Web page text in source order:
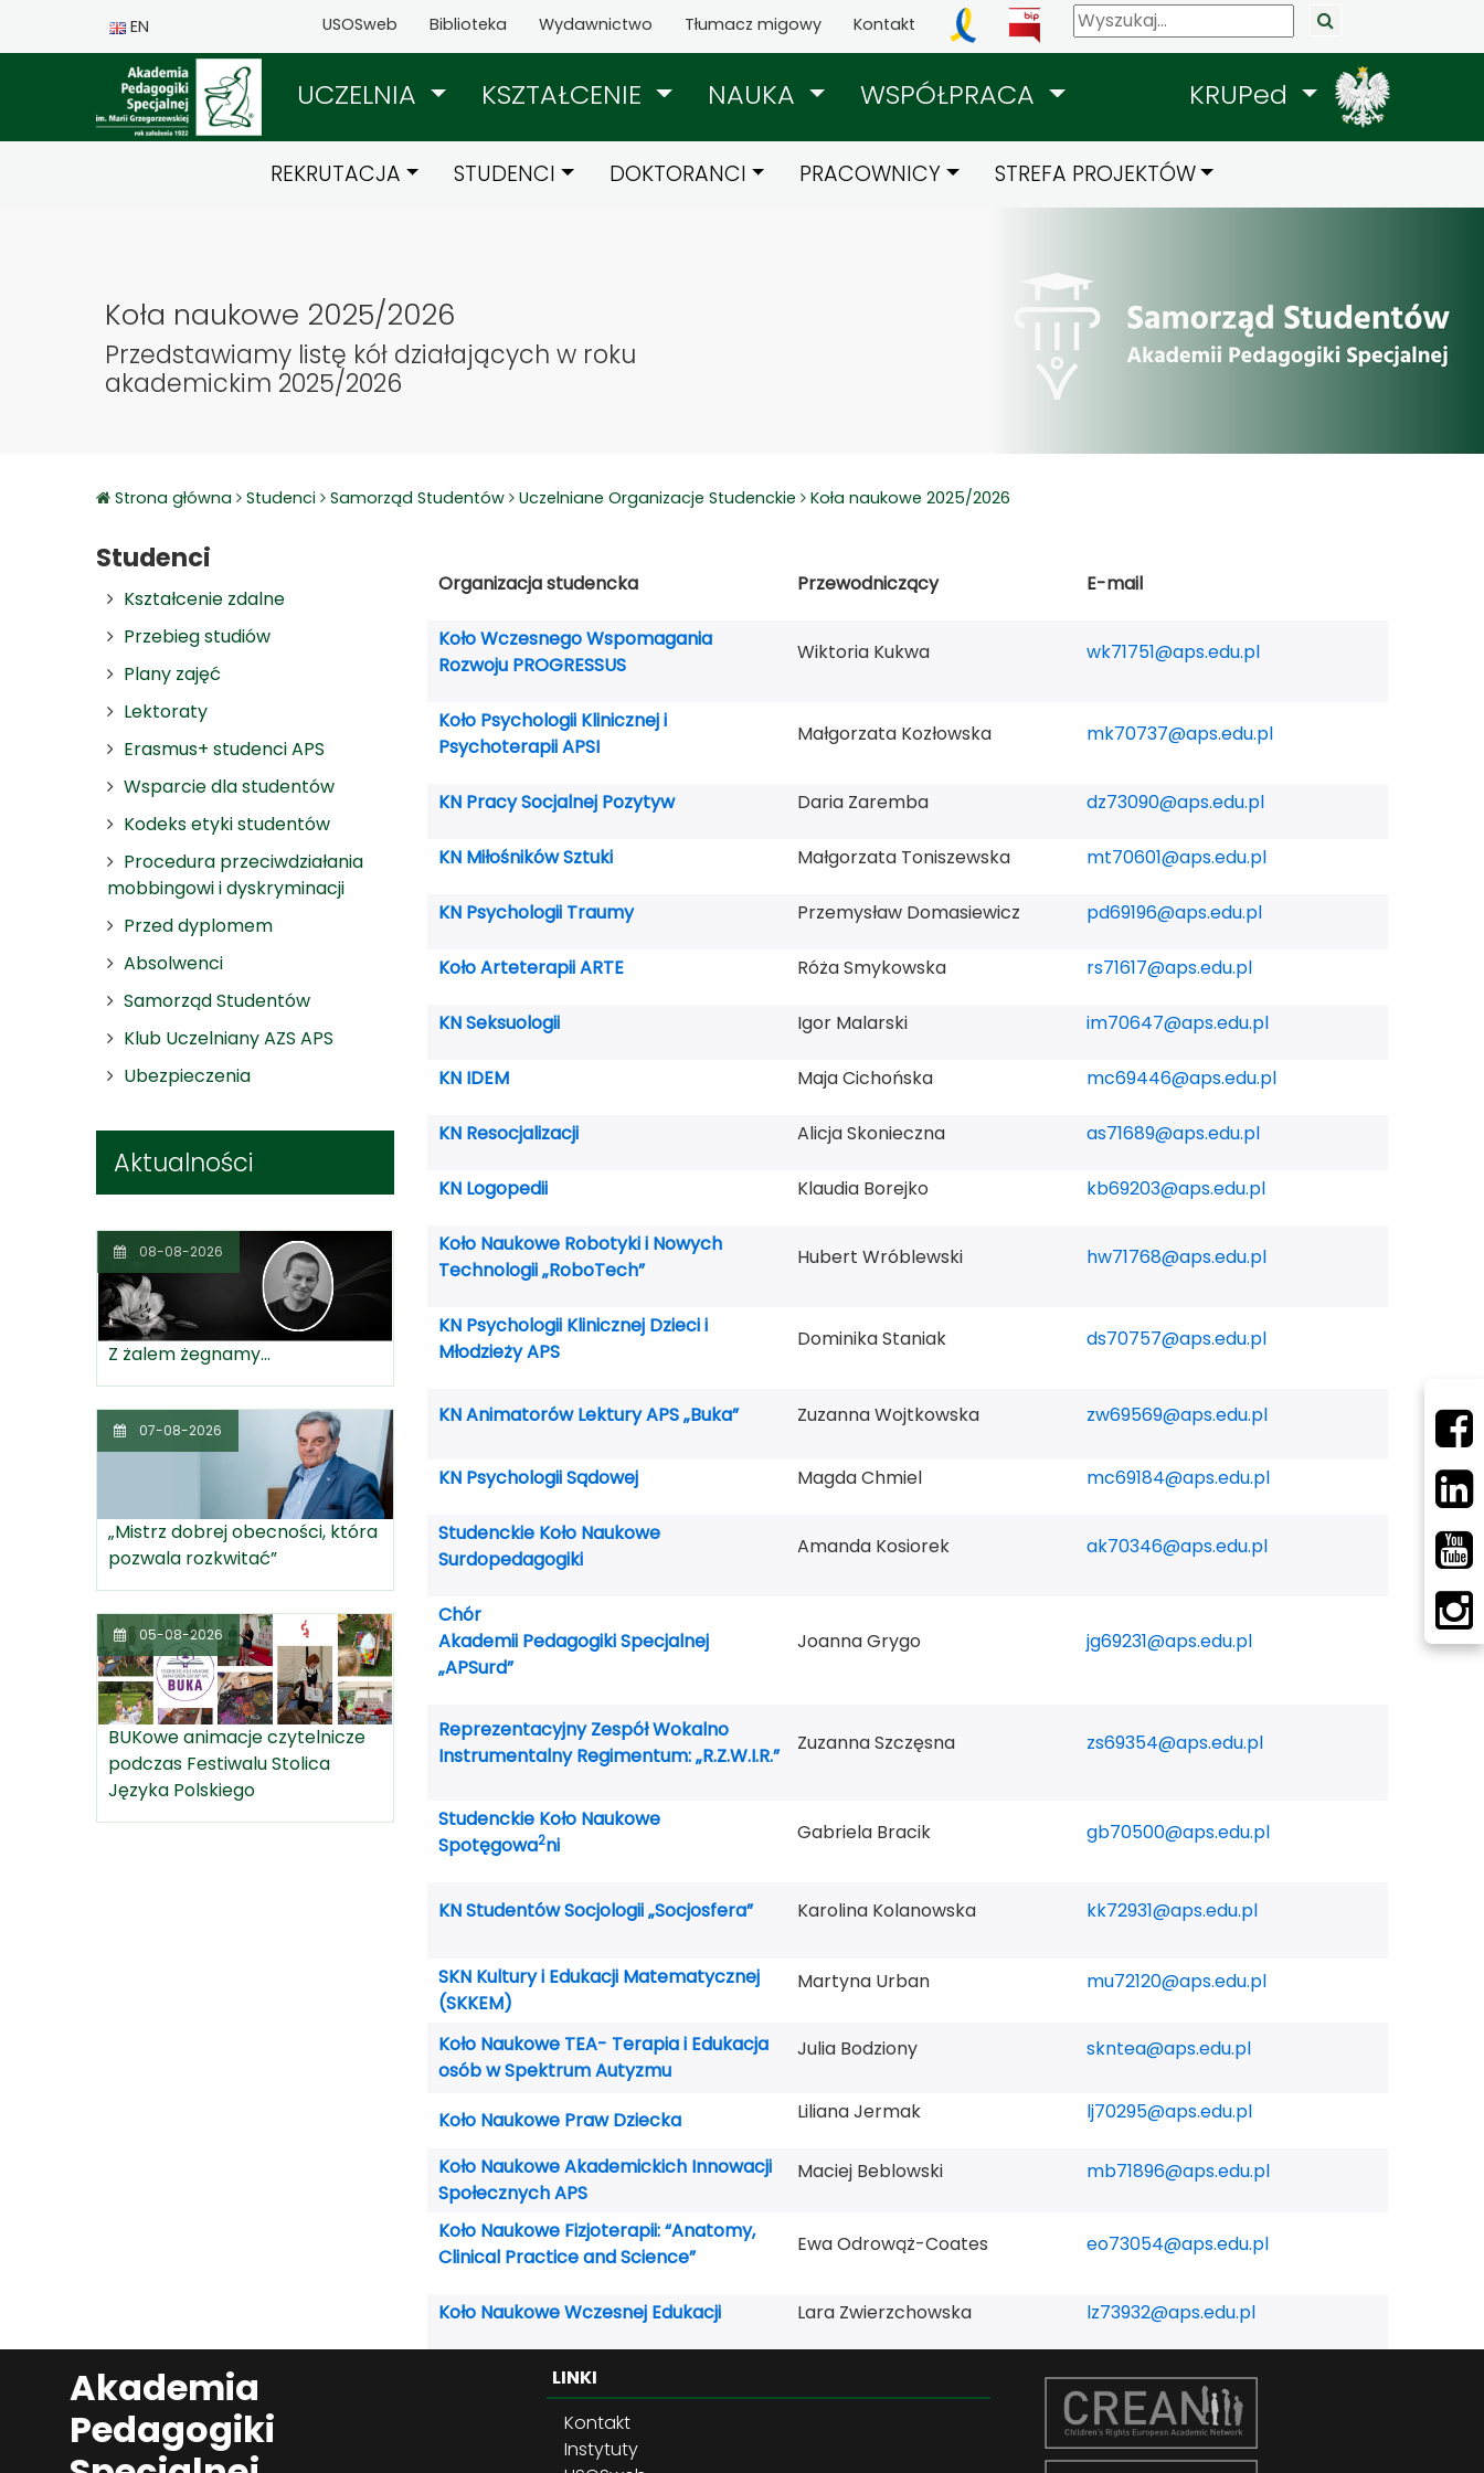
EN USOSweb Biblioteka Wydawnictwo Tłumacz migowy Kontakt
UCZELNIA KSZTAŁCENIE NAUKA WSPÓŁPRACA KRUPed
REKRUTACJA STUDENCI DOKTORANCI PRACOWNICY STREFA PROJEKTÓW
Koła naukowe 2025/2026
Przedstawiamy listę kół działających w roku
akademickim 2025/2026
Strona główna Studenci Samorząd Studentów Uczelniane Organizacje Studenckie Koła naukowe 2025/2026
Studenci
Kształcenie zdalne
Przebieg studiów
Plany zajęć
Lektoraty
Erasmus+ studenci APS
Wsparcie dla studentów
Kodeks etyki studentów
Procedura przeciwdziałania
mobbingowi i dyskryminacji
Przed dyplomem
Absolwenci
Samorząd Studentów
Klub Uczelniany AZS APS
Ubezpieczenia
Aktualności
08-08-2026
Z żalem żegnamy...
07-08-2026
„Mistrz dobrej obecności, która
pozwala rozkwitać”
05-08-2026
BUKowe animacje czytelnicze
podczas Festiwalu Stolica
Języka Polskiego
Organizacja studencka Przewodniczący E-mail
Koło Wczesnego Wspomagania
Rozwoju PROGRESSUS
Wiktoria Kukwa wk71751@aps.edu.pl
Koło Psychologii Klinicznej i
Psychoterapii APSI
Małgorzata Kozłowska mk70737@aps.edu.pl
KN Pracy Socjalnej Pozytyw Daria Zaremba dz73090@aps.edu.pl
KN Miłośników Sztuki Małgorzata Toniszewska mt70601@aps.edu.pl
KN Psychologii Traumy Przemysław Domasiewicz pd69196@aps.edu.pl
Koło Arteterapii ARTE Róża Smykowska rs71617@aps.edu.pl
KN Seksuologii Igor Malarski im70647@aps.edu.pl
KN IDEM Maja Cichońska mc69446@aps.edu.pl
KN Resocjalizacji Alicja Skonieczna as71689@aps.edu.pl
KN Logopedii Klaudia Borejko kb69203@aps.edu.pl
Koło Naukowe Robotyki i Nowych
Technologii „RoboTech”
Hubert Wróblewski hw71768@aps.edu.pl
KN Psychologii Klinicznej Dzieci i
Młodzieży APS
Dominika Staniak ds70757@aps.edu.pl
KN Animatorów Lektury APS „Buka” Zuzanna Wojtkowska zw69569@aps.edu.pl
KN Psychologii Sądowej Magda Chmiel mc69184@aps.edu.pl
Studenckie Koło Naukowe
Surdopedagogiki
Amanda Kosiorek ak70346@aps.edu.pl
Chór
Akademii Pedagogiki Specjalnej
„APSurd”
Joanna Grygo jg69231@aps.edu.pl
Reprezentacyjny Zespół Wokalno
Instrumentalny Regimentum: „R.Z.W.I.R.”
Zuzanna Szczęsna zs69354@aps.edu.pl
Studenckie Koło Naukowe
Spotęgowa2ni
Gabriela Bracik gb70500@aps.edu.pl
KN Studentów Socjologii „Socjosfera” Karolina Kolanowska kk72931@aps.edu.pl
SKN Kultury i Edukacji Matematycznej
(SKKEM)
Martyna Urban mu72120@aps.edu.pl
Koło Naukowe TEA- Terapia i Edukacja
osób w Spektrum Autyzmu
Julia Bodziony skntea@aps.edu.pl
Koło Naukowe Praw Dziecka Liliana Jermak lj70295@aps.edu.pl
Koło Naukowe Akademickich Innowacji
Społecznych APS
Maciej Beblowski mb71896@aps.edu.pl
Koło Naukowe Fizjoterapii: “Anatomy,
Clinical Practice and Science”
Ewa Odrowąż-Coates eo73054@aps.edu.pl
Koło Naukowe Wczesnej Edukacji Lara Zwierzchowska lz73932@aps.edu.pl
Akademia
Pedagogiki
LINKI
Kontakt
Instytuty